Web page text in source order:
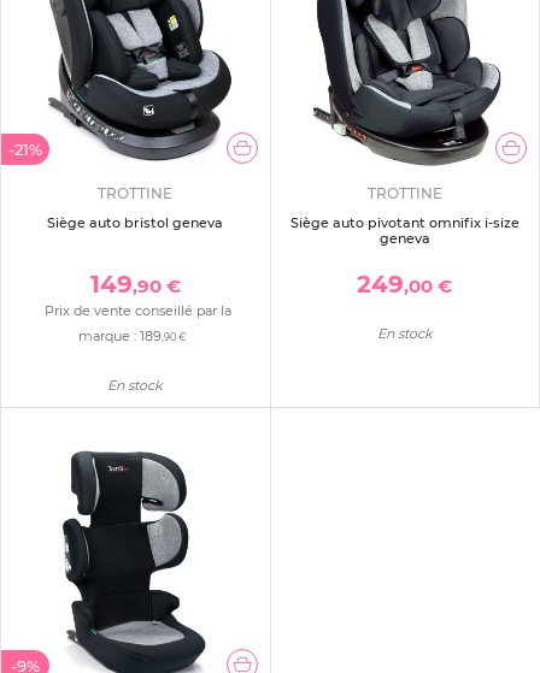
-21%
TROTTINE
Siège auto bristol geneva
149,90 €
Prix de vente conseillé par la
marque :189 ,90 €
En stock
TROTTINE
Siège auto pivotant omnifix i-size
geneva
249,00 €
En stock
-9%